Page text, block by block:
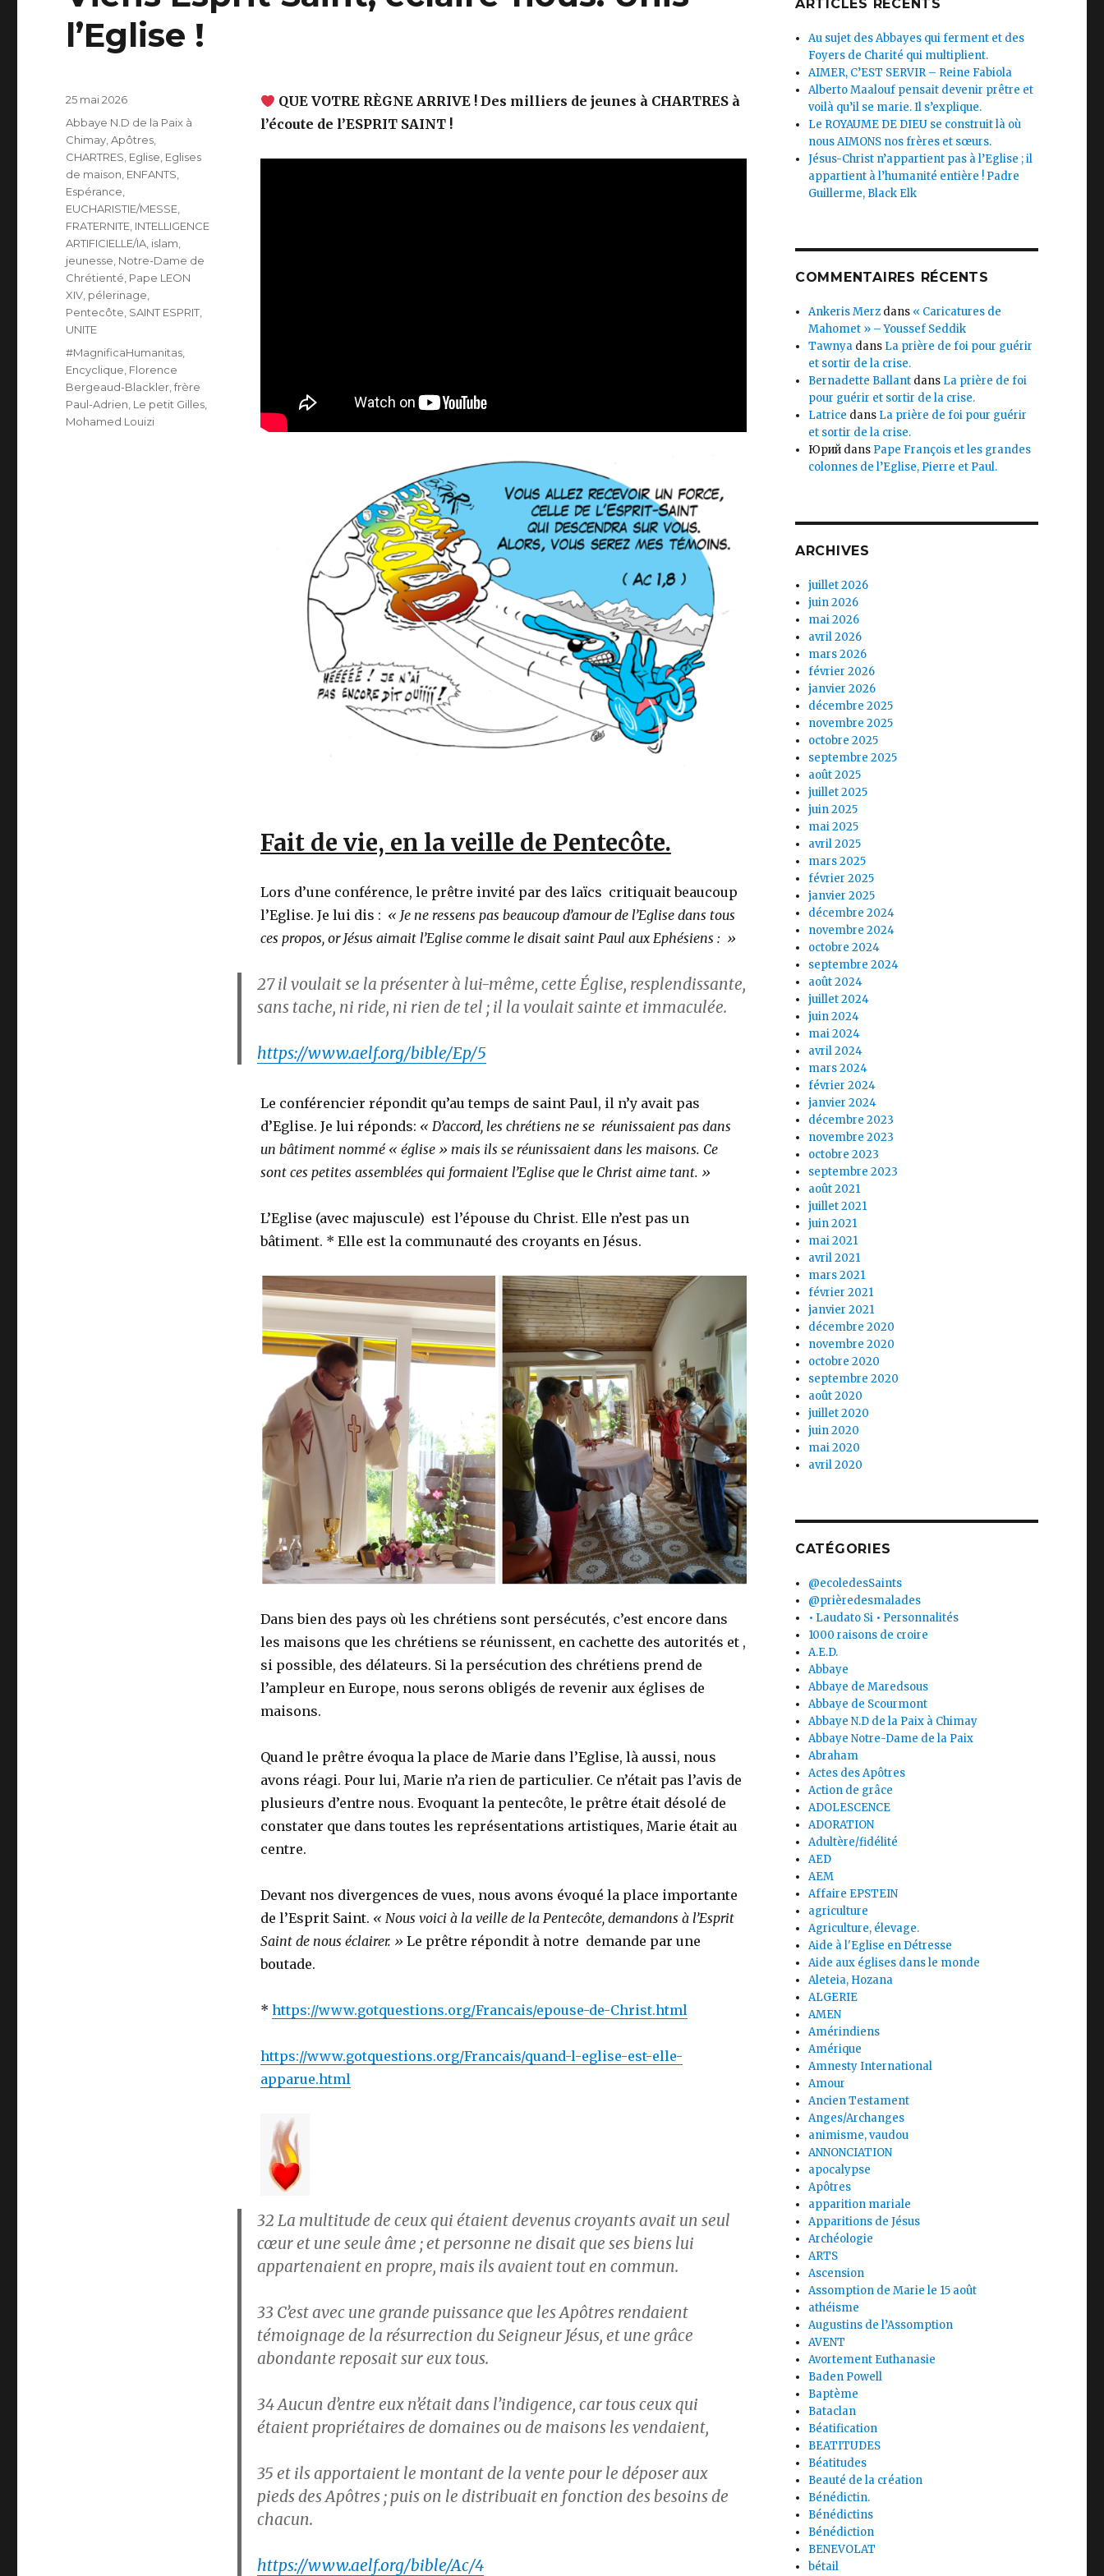
l’Eglise !
QUE VOTRE RÈGNE ARRIVE ! Des milliers de jeunes à CHARTRES à
l’écoute de l’ESPRIT SAINT !
Fait de vie, en la veille de Pentecôte.
Lors d’une conférence, le prêtre invité par des laïcs critiquait beaucoup
l’Eglise. Je lui dis : « Je ne ressens pas beaucoup d’amour de l’Eglise dans tous
ces propos, or Jésus aimait l’Eglise comme le disait saint Paul aux Ephésiens : »
27il voulait se la présenter à lui-même, cette Église, resplendissante,
sans tache, ni ride, ni rien de tel ; il la voulait sainte et immaculée.
https://www.aelf.org/bible/Ep/5
Le conférencier répondit qu’au temps de saint Paul, il n’y avait pas
d’Eglise. Je lui réponds: « D’accord, les chrétiens ne se réunissaient pas dans
un bâtiment nommé « église » mais ils se réunissaient dans les maisons. Ce
sont ces petites assemblées qui formaient l’Eglise que le Christ aime tant. »
L’Eglise (avec majuscule) est l’épouse du Christ. Elle n’est pas un
bâtiment. * Elle est la communauté des croyants en Jésus.
Dans bien des pays où les chrétiens sont persécutés, c’est encore dans
les maisons que les chrétiens se réunissent, en cachette des autorités et ,
si possible, des délateurs. Si la persécution des chrétiens prend de
l’ampleur en Europe, nous serons obligés de revenir aux églises de
maisons.
Quand le prêtre évoqua la place de Marie dans l’Eglise, là aussi, nous
avons réagi. Pour lui, Marie n’a rien de particulier. Ce n’était pas l’avis de
plusieurs d’entre nous. Evoquant la pentecôte, le prêtre était désolé de
constater que dans toutes les représentations artistiques, Marie était au
centre.
Devant nos divergences de vues, nous avons évoqué la place importante
de l’Esprit Saint. « Nous voici à la veille de la Pentecôte, demandons à l’Esprit
Saint de nous éclairer. » Le prêtre répondit à notre demande par une
boutade.
* https://www.gotquestions.org/Francais/epouse-de-Christ.html
https://www.gotquestions.org/Francais/quand-l-eglise-est-elle-
apparue.html
32 La multitude de ceux qui étaient devenus croyants avait un seul
cœur et une seule âme ; et personne ne disait que ses biens lui
appartenaient en propre, mais ils avaient tout en commun.
33 C’est avec une grande puissance que les Apôtres rendaient
témoignage de la résurrection du Seigneur Jésus, et une grâce
abondante reposait sur eux tous.
34Aucun d’entre eux n’était dans l’indigence, car tous ceux qui
étaient propriétaires de domaines ou de maisons les vendaient,
35 et ils apportaient le montant de la vente pour le déposer aux
pieds des Apôtres ; puis on le distribuait en fonction des besoins de
chacun.
https://www.aelf.org/bible/Ac/4
Publié
le
25 mai 2026
Catégories
Abbaye N.D de la Paix à
Chimay ,Apôtres
CHARTRES Eglise Eglises
de maison ENFANTS
Espérance
EUCHARISTIE/MESSE
FRATERNITE INTELLIGENCE
ARTIFICIELLE/IA islam
jeunesse Notre-Dame de
Chrétienté Pape LEON
XIV pélerinage
Pentecôte SAINT ESPRIT
UNITE
Étiquettes
#MagnificaHumanitas
Encyclique Florence
Bergeaud-Blackler ,frère
Paul-Adrien Le petit Gilles
Mohamed Louizi
ARTICLES RÉCENTS
Au sujet des Abbayes qui ferment et des
Foyers de Charité qui multiplient.
AIMER, C’EST SERVIR – Reine Fabiola
Alberto Maalouf pensait devenir prêtre et
voilà qu’il se marie. Il s’explique.
Le ROYAUME DE DIEU se construit là où
nous AIMONS nos frères et sœurs.
Jésus-Christ n’appartient pas à l’Eglise ; il
appartient à l’humanité entière ! Padre
Guillerme, Black Elk
COMMENTAIRES RÉCENTS
Ankeris Merz dans « Caricatures de
Mahomet » – Youssef Seddik
Tawnya dans La prière de foi pour guérir
et sortir de la crise.
Bernadette Ballant dans La prière de foi
pour guérir et sortir de la crise.
Latrice dans La prière de foi pour guérir
et sortir de la crise.
Юрий dans Pape François et les grandes
colonnes de l’Eglise, Pierre et Paul.
ARCHIVES
juillet 2026
juin 2026
mai 2026
avril 2026
mars 2026
février 2026
janvier 2026
décembre 2025
novembre 2025
octobre 2025
septembre 2025
août 2025
juillet 2025
juin 2025
mai 2025
avril 2025
mars 2025
février 2025
janvier 2025
décembre 2024
novembre 2024
octobre 2024
septembre 2024
août 2024
juillet 2024
juin 2024
mai 2024
avril 2024
mars 2024
février 2024
janvier 2024
décembre 2023
novembre 2023
octobre 2023
septembre 2023
août 2021
juillet 2021
juin 2021
mai 2021
avril 2021
mars 2021
février 2021
janvier 2021
décembre 2020
novembre 2020
octobre 2020
septembre 2020
août 2020
juillet 2020
juin 2020
mai 2020
avril 2020
CATÉGORIES
@ecoledesSaints
@prièredesmalades
• Laudato Si • Personnalités
1000 raisons de croire
A.E.D.
Abbaye
Abbaye de Maredsous
Abbaye de Scourmont
Abbaye N.D de la Paix à Chimay
Abbaye Notre-Dame de la Paix
Abraham
Actes des Apôtres
Action de grâce
ADOLESCENCE
ADORATION
Adultère/fidélité
AED
AEM
Affaire EPSTEIN
agriculture
Agriculture, élevage.
Aide à l'Eglise en Détresse
Aide aux églises dans le monde
Aleteia, Hozana
ALGERIE
AMEN
Amérindiens
Amérique
Amnesty International
Amour
Ancien Testament
Anges/Archanges
animisme, vaudou
ANNONCIATION
apocalypse
Apôtres
apparition mariale
Apparitions de Jésus
Archéologie
ARTS
Ascension
Assomption de Marie le 15 août
athéisme
Augustins de l’Assomption
AVENT
Avortement Euthanasie
Baden Powell
Baptème
Bataclan
Béatification
BEATITUDES
Béatitudes
Beauté de la création
Bénédictin.
Bénédictins
Bénédiction
BENEVOLAT
bétail